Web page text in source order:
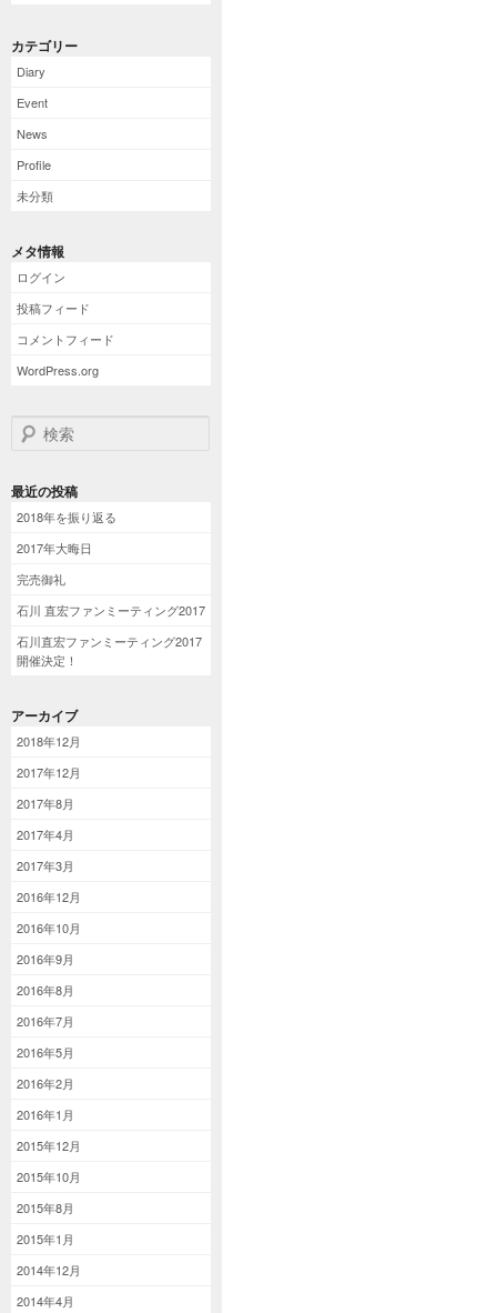
カテゴリー
Diary
Event
News
Profile
未分類
メタ情報
ログイン
投稿フィード
コメントフィード
WordPress.org
検索
最近の投稿
2018年を振り返る
2017年大晦日
完売御礼
石川 直宏ファンミーティング2017
石川直宏ファンミーティング2017
開催決定！
アーカイブ
2018年12月
2017年12月
2017年8月
2017年4月
2017年3月
2016年12月
2016年10月
2016年9月
2016年8月
2016年7月
2016年5月
2016年2月
2016年1月
2015年12月
2015年10月
2015年8月
2015年1月
2014年12月
2014年4月